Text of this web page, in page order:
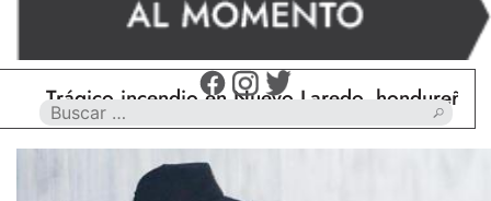
incendio en Nuevo Laredo, hondureño